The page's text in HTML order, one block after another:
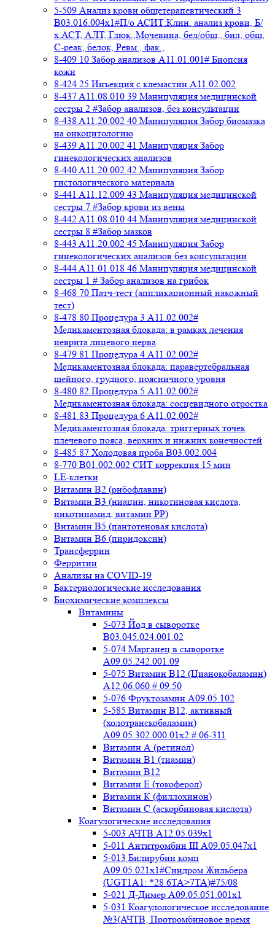
5-509 Анализ крови общетерапевтический 3
B03.016.004x1#П/о АСИТ:Клин. анализ крови, Б/
х:АСТ, АЛТ, Глюк.,Мочевина, бел/общ., бил, общ,
C-реак, белок, Ревм., фак.,
8-409 10 Забор анализов A11.01.001# Биопсия
кожи
8-424 25 Инъекция с клемастин A11.02.002
8-437 A11.08.010 39 Манипуляция медицинской
сестры 2 #Забор анализов, без консультации
8-438 A11.20.002 40 Манипуляция Забор биомазка
на онкоцитологию
8-439 A11.20.002 41 Манипуляция Забор
гинекологических анализов
8-440 A11.20.002 42 Манипуляция Забор
гистологического материала
8-441 A11.12.009 43 Манипуляция медицинской
сестры 7 #Забор крови из вены
8-442 A11.08.010 44 Манипуляция медицинской
сестры 8 #Забор мазков
8-443 A11.20.002 45 Манипуляция Забор
гинекологических анализов без консультации
8-444 A11.01.018 46 Манипуляция медицинской
сестры 1 # Забор анализов на грибок
8-468 70 Патч-тест (аппликационный накожный
тест)
8-478 80 Процедура 3 A11.02.002#
Медикаментозная блокада: в рамках лечения
неврита лицевого нерва
8-479 81 Процедура 4 A11.02.002#
Медикаментозная блокада: паравертебральная
шейного, грудного, поясничного уровня
8-480 82 Процедура 5 A11.02.002#
Медикаментозная блокада: сосцевидного отростка
8-481 83 Процедура 6 A11.02.002#
Медикаментозная блокада: триггерных точек
плечевого пояса, верхних и нижних конечностей
8-485 87 Холодовая проба В03.002.004
8-770 B01.002.002 СИТ коррекция 15 мин
LE-клетки
Витамин В2 (рибофлавин)
Витамин В3 (ниацин, никотиновая кислота,
никотинамид, витамин PP)
Витамин В5 (пантотеновая кислота)
Витамин В6 (пиридоксин)
Трансферрин
Ферритин
Анализы на COVID-19
Бактериологические исследования
Биохимические комплексы
Витамины
5-073 Йод в сыворотке
B03.045.024.001.02
5-074 Марганец в сыворотке
A09.05.242.001.09
5-075 Витамин В12 (Цианокобаламин)
A12.06.060 # 09.50
5-076 Фруктозамин A09.05.102
5-585 Витамин B12, активный
(холотранскобаламин)
A09.05.302.000.01x2 # 06-311
Витамин А (ретинол)
Витамин В1 (тиамин)
Витамин В12
Витамин Е (токоферол)
Витамин К (филлохинон)
Витамин С (аскорбиновая кислота)
Коагулогические исследования
5-003 АЧТВ А12.05.039x1
5-011 Антитромбин III А09.05.047x1
5-013 Билирубин комп
A09.05.021x1#Синдром Жильбера
(UGT1A1: *28 6TA>7TA)#75/08
5-021 Д-Димер А09.05.051.001x1
5-031 Коагулологическое исследование
№3(АЧТВ, Протромбиновое время